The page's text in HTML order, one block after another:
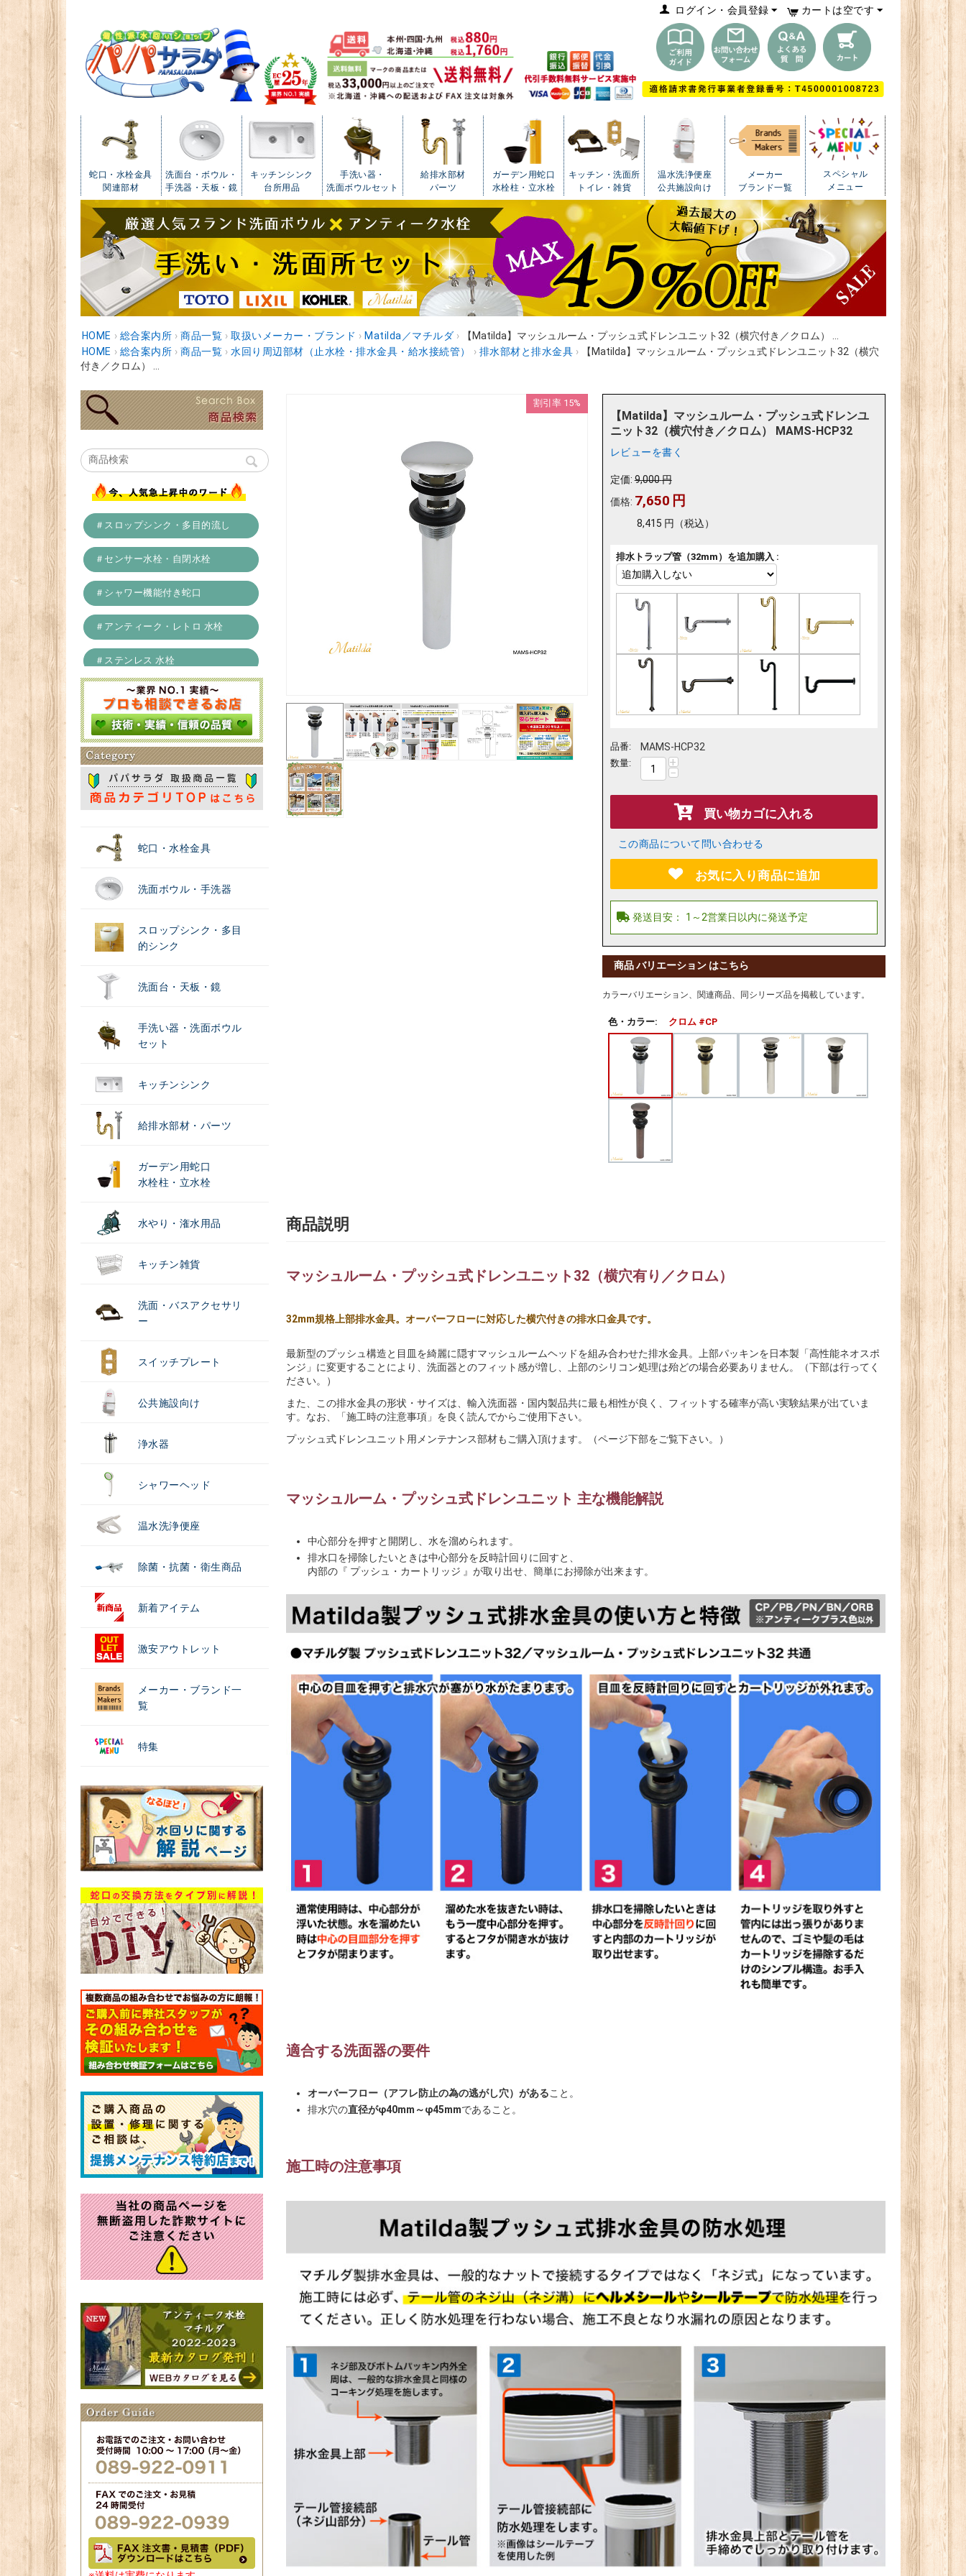
カートは空です
ログイン・会員登録
蛇口・水栓金具
関連部材
洗面台・ボウル・
手洗器・天板・鏡
キッチンシンク
台所用品
手洗い器・
洗面ボウルセット
給排水部材
パーツ
ガーデン用蛇口
水栓柱・立水栓
キッチン・洗面所
トイレ・雑貨
温水洗浄便座
公共施設向け
メーカー
ブランド一覧
スペシャル
メニュー
HOME › 総合案内所 › 商品一覧 › 取扱いメーカー・ブランド › Matilda／マチルダ ›
【Matilda】マッシュルーム・プッシュ式ドレンユニット32（横穴付き／クロム） ...
HOME › 総合案内所 › 商品一覧 › 水回り周辺部材（止水栓・排水金具・給水接続管） › 排水部材と排水金具 ›
【Matilda】マッシュルーム・プッシュ式ドレンユニット32（横穴
付き／クロム） ...
＃スロップシンク・多目的流し
＃センサー水栓・自閉水栓
＃シャワー機能付き蛇口
＃アンティーク・レトロ 水栓
＃ステンレス 水栓
＃浄水器
蛇口・水栓金具
洗面ボウル・手洗器
スロップシンク・多目
的シンク
洗面台・天板・鏡
手洗い器・洗面ボウル
セット
キッチンシンク
給排水部材・パーツ
ガーデン用蛇口
水栓柱・立水栓
水やり・潅水用品
キッチン雑貨
洗面・バスアクセサリ
ー
スイッチプレート
公共施設向け
浄水器
シャワーヘッド
温水洗浄便座
除菌・抗菌・衛生商品
新着アイテム
激安アウトレット
メーカー・ブランド一
覧
特集
割引率 15%
【Matilda】マッシュルーム・プッシュ式ドレンユ
ニット32（横穴付き／クロム） MAMS-HCP32
レビューを書く
定価: 9,000円
価格: 7,650 円
8,415 円 （税込）
排水トラップ管（32mm）を追加購入 :
品番: MAMS-HCP32
数量: +
−
買い物カゴに入れる
この商品について問い合わせる
お気に入り商品に追加
商品 バリエーション はこちら
カラーバリエーション、関連商品、同シリーズ品を掲載しています。
色・カラー: クロム #CP
商品説明
マッシュルーム・プッシュ式ドレンユニット32（横穴有り／クロム）
32mm規格上部排水金具。オーバーフローに対応した横穴付きの排水口金具です。
最新型のプッシュ構造と目皿を綺麗に隠すマッシュルームヘッドを組み合わせた排水金具。上部パッキンを日本製「高性能ネオスポ
ンジ」に変更することにより、洗面器とのフィット感が増し、上部のシリコン処理は殆どの場合必要ありません。（下部は行ってく
ださい。）
また、この排水金具の形状・サイズは、輸入洗面器・国内製品共に最も相性が良く、フィットする確率が高い実験結果が出ていま
す。なお、「施工時の注意事項」を良く読んでからご使用下さい。
プッシュ式ドレンユニット用メンテナンス部材もご購入頂けます。（ページ下部をご覧下さい。）
マッシュルーム・プッシュ式ドレンユニット 主な機能解説
中心部分を押すと開閉し、水を溜められます。
排水口を掃除したいときは中心部分を反時計回りに回すと、
内部の『 プッシュ・カートリッジ 』が取り出せ、簡単にお掃除が出来ます。
適合する洗面器の要件
オーバーフロー（アフレ防止の為の逃がし穴）があること。
排水穴の直径がφ40mm～φ45mmであること。
施工時の注意事項